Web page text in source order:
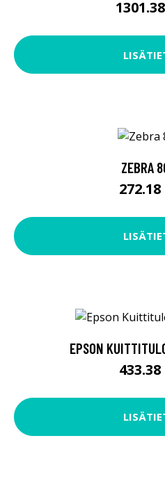
ZEBRA
272.18
EPSON
433.38